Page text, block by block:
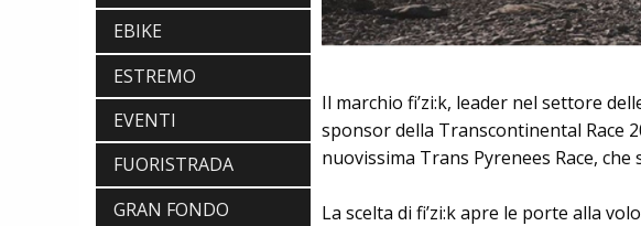
EBIKE
ESTREMO
EVENTI
FUORISTRADA
GRAN FONDO
Il marchio fi’zi:k, leader nel settore
sponsor della Transcontinental Race
nuovissima Trans Pyrenees Race,
La scelta di fi’zi:k apre le porte alla